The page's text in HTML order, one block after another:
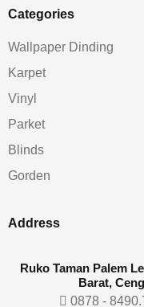
Categories
Wallpaper Dinding
Karpet
Vinyl
Parket
Blinds
Gorden
Address
Ruko Taman Palem
Barat,
0878 -